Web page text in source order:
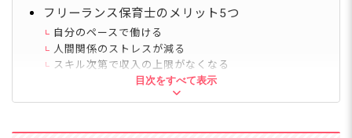
フリーランス保育士のメリット5つ
自分のペースで働ける
人間関係のストレスが減る
スキル次第で収入の上限がなくなる
家庭やプライベートとの両立がしやすい
保育以外のスキルも広がる
目次をすべて表示